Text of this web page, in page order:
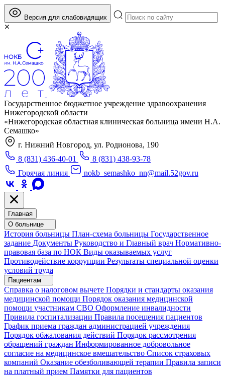
Версия для слабовидящих
Государственное бюджетное учреждение здравоохранения
Нижегородской области
«Нижегородская областная клиническая больница имени Н.А.
Семашко»
г. Нижний Новгород, ул. Родионова, 190
8 (831) 436-40-01
8 (831) 438-93-78
Горячая линия
nokb_semashko_nn@mail.52gov.ru
Главная
О больнице
История больницы План-схема больницы Государственное
задание Документы Руководство и Главный врач Нормативно-
правовая база по НОК Виды оказываемых услуг
Противодействие коррупции Результаты специальной оценки
условий труда
Пациентам
Справка о налоговом вычете Порядки и стандарты оказания
медицинской помощи Порядок оказания медицинской
помощи участникам СВО Оформление инвалидности
Привила госпитализации Правила посещения пациентов
График приема граждан администрацией учреждения
Порядок обжалования действий Порядок рассмотрения
обращений граждан Информированное добровольное
согласие на медицинское вмешательство Список страховых
компаний Оказание обезболивающей терапии Правила записи
на платный прием Памятки для пациентов